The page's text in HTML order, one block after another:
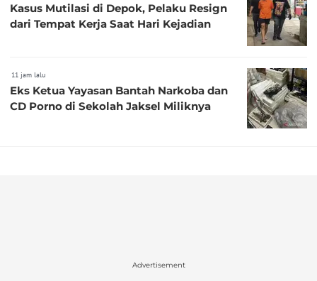
Kasus Mutilasi di Depok, Pelaku Resign
dari Tempat Kerja Saat Hari Kejadian
11 jam lalu
Eks Ketua Yayasan Bantah Narkoba dan
CD Porno di Sekolah Jaksel Miliknya
Advertisement